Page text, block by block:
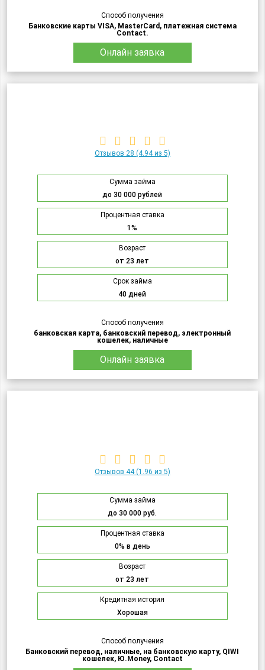
Способ получения
Банковские карты VISA, MasterCard, платежная система
Contact.
Онлайн заявка
Отзывов 28 (4.94 из 5)
Сумма займа
до 30 000 рублей
Процентная ставка
1%
Возраст
от 23 лет
Срок займа
40 дней
Способ получения
банковская карта, банковский перевод, электронный
кошелек, наличные
Онлайн заявка
Отзывов 44(1.96 из 5)
Сумма займа
до 30 000 руб.
Процентная ставка
0% в день
Возраст
от 23 лет
Кредитная история
Хорошая
Способ получения
Банковский перевод, наличные, на банковскую карту, QIWI
кошелек, Ю.Money, Contact